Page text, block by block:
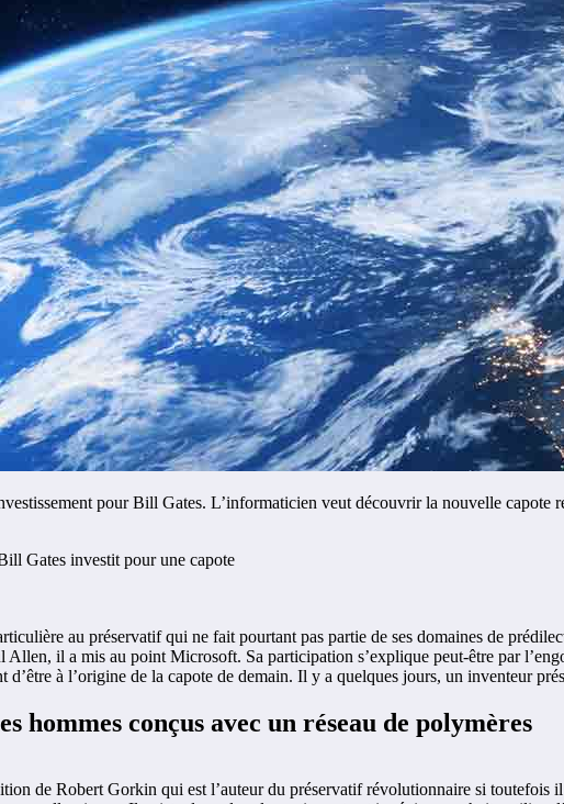
pour Bill Gates. L’informaticien veut découvrir la nouvelle capote
au préservatif qui ne fait pourtant pas partie de ses domaines de
Allen, il a mis au point Microsoft. Sa participation s’explique peut-être par
d’être à l’origine de la capote de demain. Il y a quelques jours, un inventeur
hommes conçus avec un réseau de polymères
de Robert Gorkin qui est l’auteur du préservatif révolutionnaire si toutefois